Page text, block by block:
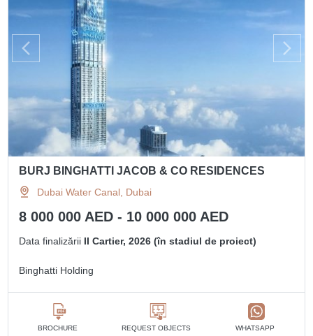
BURJ BINGHATTI JACOB & CO RESIDENCES
Dubai Water Canal, Dubai
8 000 000 AED - 10 000 000 AED
Data finalizării II Cartier, 2026 (în stadiul de proiect)
Binghatti Holding
BROCHURE REQUEST OBJECTS WHATSAPP